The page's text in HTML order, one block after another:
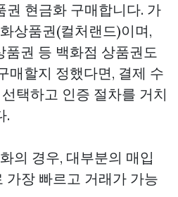
권 현금화 구매합니다. 가
상품권(컬처랜드)이며,
품권 등 백화점 상품권도
매할지 정했다면, 결제 수
선택하고 인증 절차를 거치
.
의 경우, 대부분의 매입
가장 빠르고 거래가 가능